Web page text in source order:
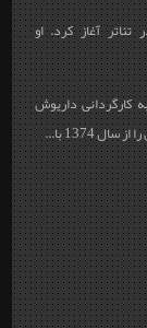
آغاز کرد. او
به کارگردانی داریوش
1374 با...